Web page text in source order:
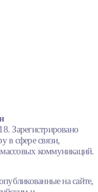
Зарегистрировано
в сфере связи,
коммуникаций.
на сайте,